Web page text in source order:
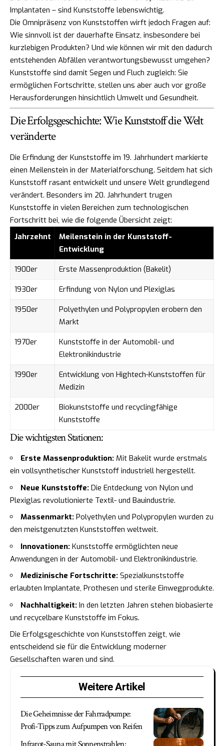
Implantaten – sind Kunststoffe lebenswichtig.
Die Omnipräsenz von Kunststoffen wirft jedoch Fragen auf:
Wie sinnvoll ist der dauerhafte Einsatz, insbesondere bei
kurzlebigen Produkten? Und wie können wir mit den dadurch
entstehenden Abfällen verantwortungsbewusst umgehen?
Kunststoffe sind damit Segen und Fluch zugleich: Sie
ermöglichen Fortschritte, stellen uns aber auch vor große
Herausforderungen hinsichtlich Umwelt und Gesundheit.
Die Erfolgsgeschichte: Wie Kunststoff die Welt
veränderte
Die Erfindung der Kunststoffe im 19. Jahrhundert markierte
einen Meilenstein in der Materialforschung. Seitdem hat sich
Kunststoff rasant entwickelt und unsere Welt grundlegend
verändert. Besonders im 20. Jahrhundert trugen
Kunststoffe in vielen Bereichen zum technologischen
Fortschritt bei, wie die folgende Übersicht zeigt:
Jahrzehnt
Meilenstein in der Kunststoff-
Entwicklung
1900er
Erste Massenproduktion (Bakelit)
1930er
Erfindung von Nylon und Plexiglas
1950er
Polyethylen und Polypropylen erobern den
Markt
1970er
Kunststoffe in der Automobil- und
Elektronikindustrie
1990er
Entwicklung von Hightech-Kunststoffen für
Medizin
2000er
Biokunststoffe und recyclingfähige
Kunststoffe
Die wichtigsten Stationen:
Erste Massenproduktion: Mit Bakelit wurde erstmals
ein vollsynthetischer Kunststoff industriell hergestellt.
Neue Kunststoffe: Die Entdeckung von Nylon und
Plexiglas revolutionierte Textil- und Bauindustrie.
Massenmarkt: Polyethylen und Polypropylen wurden zu
den meistgenutzten Kunststoffen weltweit.
Innovationen: Kunststoffe ermöglichten neue
Anwendungen in der Automobil- und Elektronikindustrie.
Medizinische Fortschritte: Spezialkunststoffe
erlaubten Implantate, Prothesen und sterile Einwegprodukte.
Nachhaltigkeit: In den letzten Jahren stehen biobasierte
und recycelbare Kunststoffe im Fokus.
Die Erfolgsgeschichte von Kunststoffen zeigt, wie
entscheidend sie für die Entwicklung moderner
Gesellschaften waren und sind.
Weitere Artikel
Die Geheimnisse der Fahrradpumpe:
Profi-Tipps zum Aufpumpen von Reifen